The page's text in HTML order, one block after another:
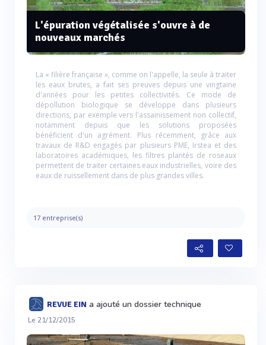
L'épuration végétalisée s'ouvre à de
nouveaux marchés
La « filière française », comme on l'appelle, la seule à traiter
les eaux brutes, a fait ses preuves depuis une vingtaine
d'années pour les petites collectivités. Ce mode de
dépollution biologique se développe dans plusieurs
directions, par exemple vers l'assainissement non collectif,
notamment depuis que les solutions proposées
bénéficient d'un agrément. Plus récemment, grâce aux
travaux de R&D engagés par plusieurs PME, Irstea et des
laboratoires académiques, les filtres plantés de roseaux
permettent de traiter certaines eaux industrielles, voire des
eaux de ruissellement dans de plus grandes villes.
17 entreprise(s)
REVUE EIN a ajouté un dossier technique
Le 21/12/2015